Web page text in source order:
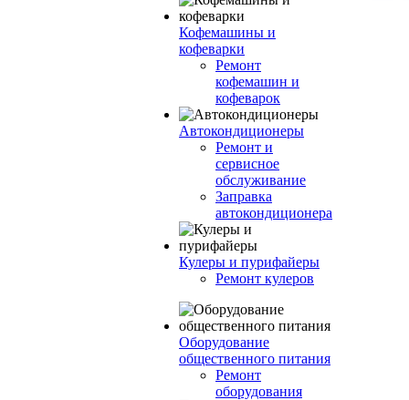
Кофемашины и
кофеварки
Ремонт
кофемашин и
кофеварок
Автокондиционеры
Ремонт и
сервисное
обслуживание
Заправка
автокондиционера
Кулеры и пурифайеры
Ремонт кулеров
Оборудование
общественного питания
Ремонт
оборудования